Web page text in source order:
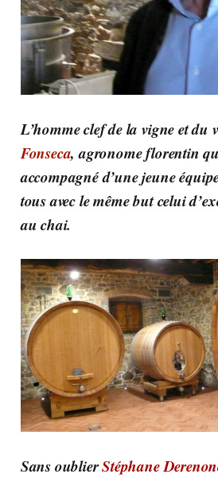
L’homme clef de la vigne et du
Fonseca, agronome florentin
accompagné d’une jeune
tous avec le même but celui
au chai.
Sans oublierStéphane